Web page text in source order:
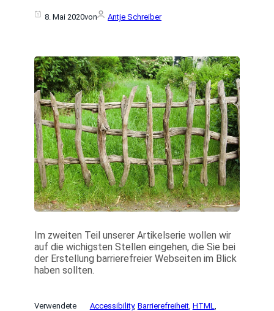
8. Mai 2020von Antje Schreiber
Im zweiten Teil unserer Artikelserie wollen wir
auf die wichigsten Stellen eingehen, die Sie bei
der Erstellung barrierefreier Webseiten im Blick
haben sollten.
Verwendete
Accessibility, Barrierefreiheit, HTML